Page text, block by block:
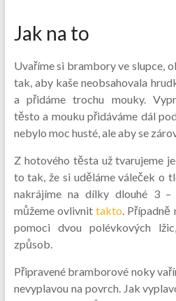
Jak na to
Uvaříme si brambory ve slupce,
tak, aby kaše neobsahovala
a přidáme trochu mouky.
těsto a mouku přidáváme dál
nebylo moc husté, ale aby se
Z hotového těsta už tvarujeme
to tak, že si uděláme váleček o
nakrájíme na dílky dlouhé 3
můžeme ovlivnittakto. Případně
pomoci dvou polévkových
způsob.
Připravené bramborové noky
nevyplavou na povrch. Jak